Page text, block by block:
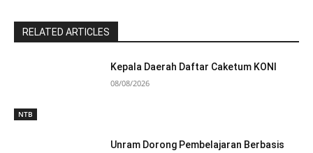
RELATED ARTICLES
NTB
Kepala Daerah Daftar Caketum KONI
08/08/2026
Unram Dorong Pembelajaran Berbasis